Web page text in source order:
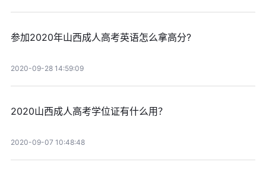
参加2020年山西成人高考英语怎么拿高分?
2020-09-28 14:59:09
2020山西成人高考学位证有什么用？
2020-09-07 10:48:48